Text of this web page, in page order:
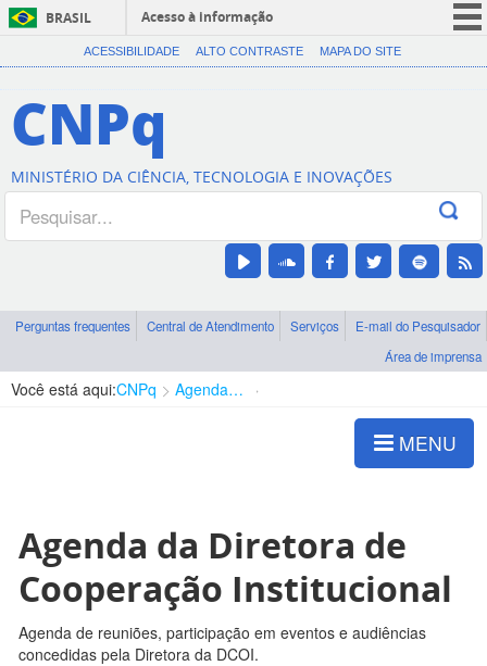
BRASIL
Acesso à informação
CORONAVÍRUS (COVID-19)
Canais
ACESSIBILIDADE ALTO CONTRASTE MAPA DO SITE
CNPq
MINISTÉRIO DA CIÊNCIA, TECNOLOGIA E INOVAÇÕES
Perguntas frequentes Central de Atendimento Serviços
E-mail do Pesquisador
Área de imprensa
Você está aqui:CNPq Agenda de autoridades
MENU
Agenda da Diretora de
Cooperação Institucional
Agenda de reuniões, participação em eventos e audiências
concedidas pela Diretora da DCOI.